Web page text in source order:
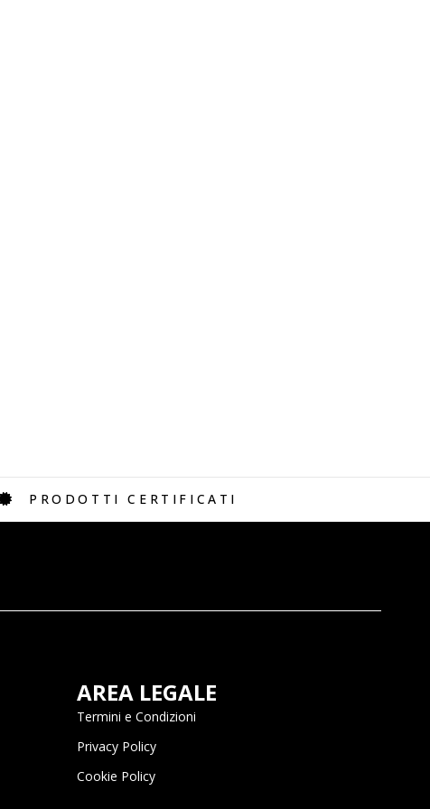
PRODOTTI CERTIFICATI
AREA LEGALE
Termini e Condizioni
Privacy Policy
Cookie Policy